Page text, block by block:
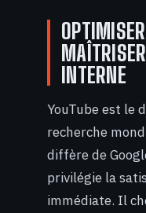
INTERNE
YouTube est le
recherche
diffère de
privilégie la
immédiate. Il